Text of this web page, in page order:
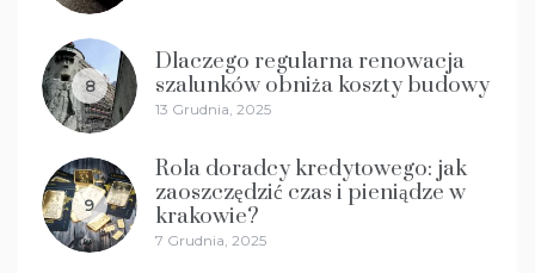
8
Dlaczego regularna renowacja
szalunków obniża koszty budowy
13 Grudnia, 2025
9
Rola doradcy kredytowego: jak
zaoszczędzić czas i pieniądze w
krakowie?
7 Grudnia, 2025